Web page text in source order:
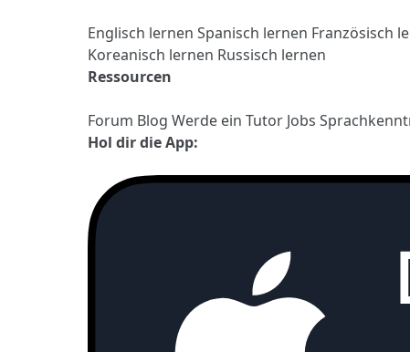
Englisch lernen Spanisch lernen Französisch
Koreanisch lernen Russisch lernen
Ressourcen
Forum Blog Werde ein Tutor Jobs
Hol dir die App: